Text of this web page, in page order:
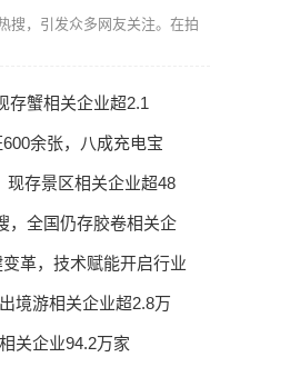
搜，引发众多网友关注。在拍
存蟹相关企业超2.1
余张，八成充电宝
现存景区相关企业超48
，全国仍存胶卷相关企
革，技术赋能开启行业
境游相关企业超2.8万
关企业94.2万家